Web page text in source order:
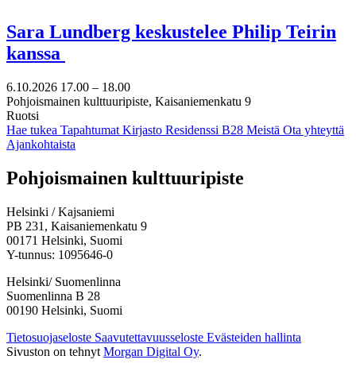
Sara Lundberg keskustelee Philip Teirin
kanssa
6.10.2026 17.00 – 18.00
Pohjoismainen kulttuuripiste, Kaisaniemenkatu 9
Ruotsi
Hae tukea Tapahtumat Kirjasto Residenssi B28 Meistä Ota yhteyttä
Ajankohtaista
Facebook:
Avataan
välilehteen
Instagram:
Avataan
välilehteen
TikTok:
Avataan
välilehteen
Youtube:
Avataan
välilehteen
Vimeo:
Avataan
välilehteen
Pohjoismainen kulttuuripiste
Helsinki / Kajsaniemi
PB 231, Kaisaniemenkatu 9
00171 Helsinki, Suomi
Y-tunnus: 1095646-0
Helsinki/ Suomenlinna
Suomenlinna B 28
00190 Helsinki, Suomi
Tietosuojaseloste Saavutettavuusseloste Evästeiden hallinta
Sivuston on tehnyt Morgan Digital Oy.